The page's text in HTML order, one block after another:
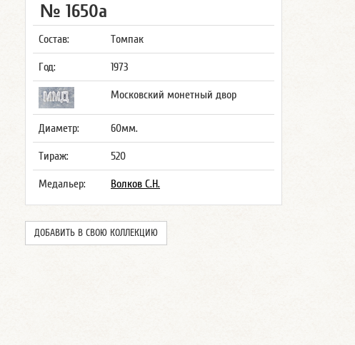
№ 1650а
Состав: Томпак
Год: 1973
Московский монетный двор
Диаметр: 60мм.
Тираж: 520
Медальер: Волков С.Н.
ДОБАВИТЬ В СВОЮ КОЛЛЕКЦИЮ